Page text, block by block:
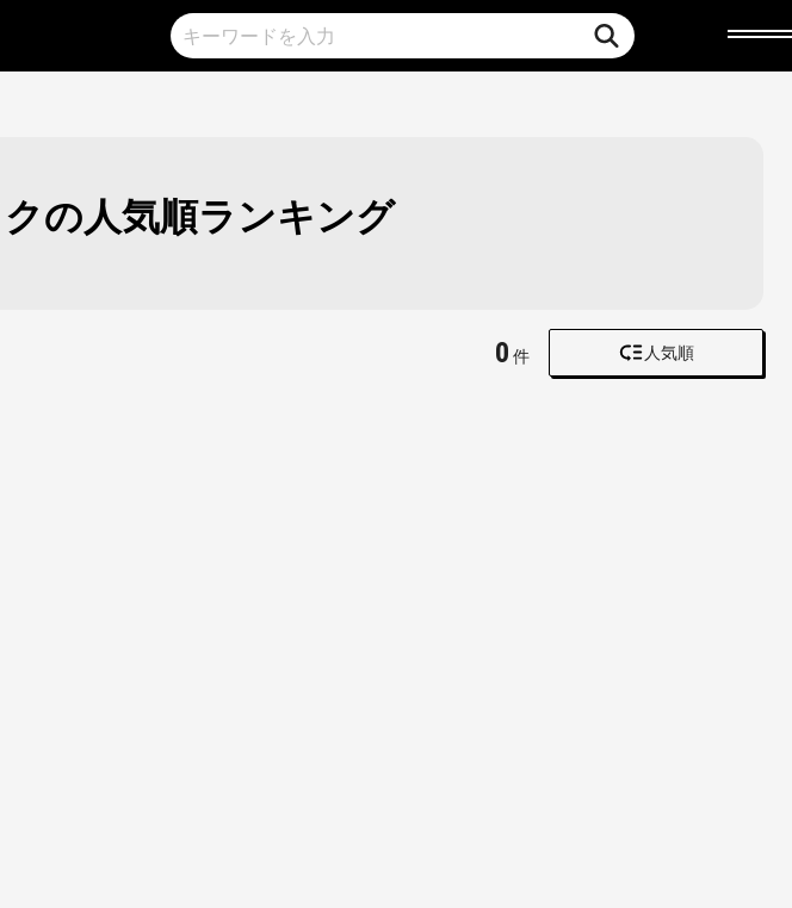
の人気順ランキング
0 件 人気順